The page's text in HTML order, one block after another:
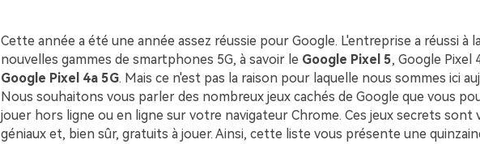
Cette année a été une année assez réussie pour Google. L'entreprise a réussi à
nouvelles gammes de smartphones 5G, à savoir le Google Pixel 5, Google Pixel
Google Pixel 4a 5G. Mais ce n'est pas la raison pour laquelle nous sommes ici
Nous souhaitons vous parler des nombreux jeux cachés de Google que vous
jouer hors ligne ou en ligne sur votre navigateur Chrome. Ces jeux secrets sont
géniaux et, bien sûr, gratuits à jouer. Ainsi, cette liste vous présente une